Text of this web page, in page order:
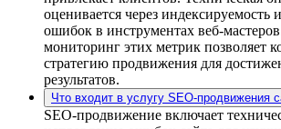
оценивается через индексируемость
ошибок в инструментах веб-
мониторинг этих метрик позволяет
стратегию продвижения для
результатов.
Что входит в услугу SEO-продвижения
SEO-продвижение включает